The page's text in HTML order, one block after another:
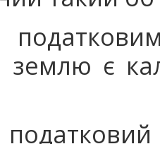
землю є